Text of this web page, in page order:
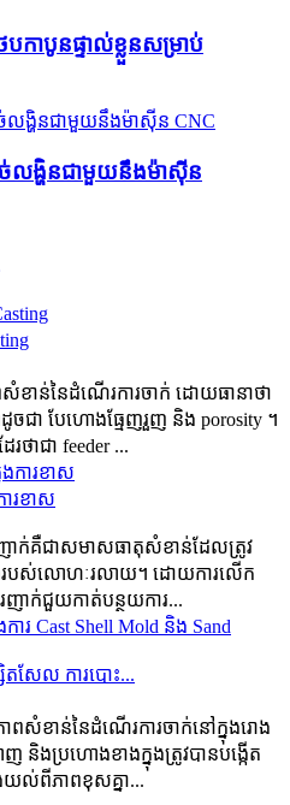
បកាបូនផ្ទាល់ខ្លួនសម្រាប់
លង្ហិនជាមួយនឹងម៉ាស៊ីន
ពសំខាន់នៃដំណើរការចាក់ ដោយធានាថា
ដូចជា បែហោងធ្មែញរួញ និង porosity ។
រថាជា feeder ...
ារខាស
ាក់គឺជាសមាសធាតុសំខាន់ដែលត្រូវ
ងរបស់លោហៈរលាយ។ ដោយការលើក
ញាក់ជួយកាត់បន្ថយការ...
តសែល ការបោះ...
ាពសំខាន់នៃដំណើរការចាក់នៅក្នុងរោង
និងប្រហោងខាងក្នុងត្រូវបានបង្កើត
ងយល់ពីភាពខុសគ្នា...